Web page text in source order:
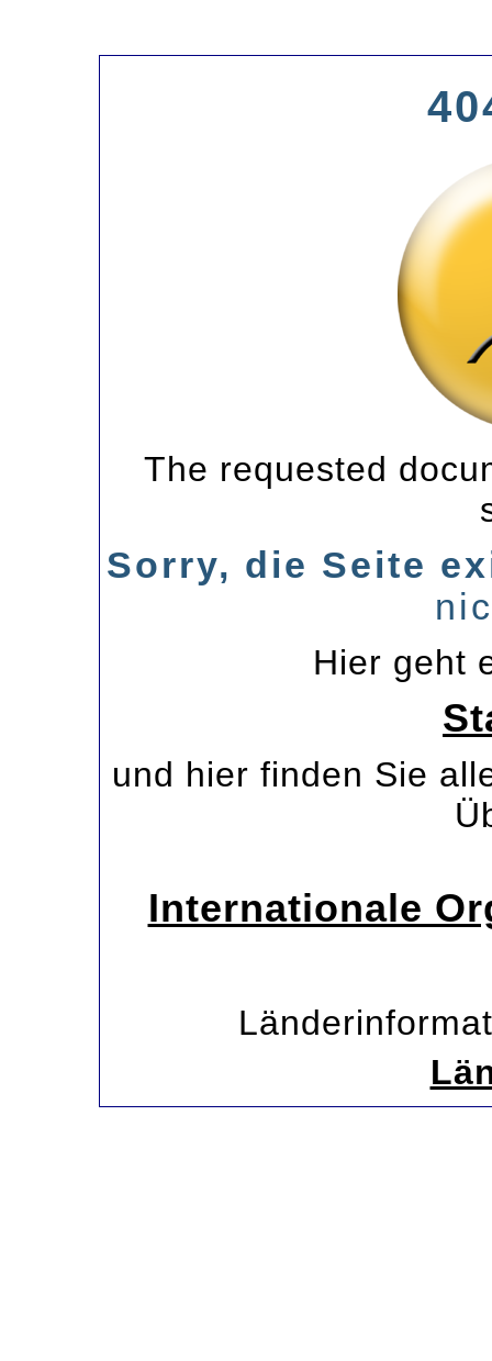
The requested
Sorry, die Seite
Hier geht
und hier finden Sie
Internationale